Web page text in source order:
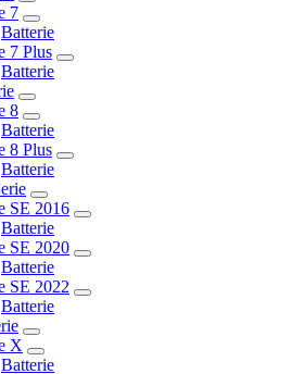
7
Batterie
7 Plus
Batterie
8
Batterie
8 Plus
Batterie
SE 2016
Batterie
SE 2020
Batterie
SE 2022
Batterie
X
Batterie